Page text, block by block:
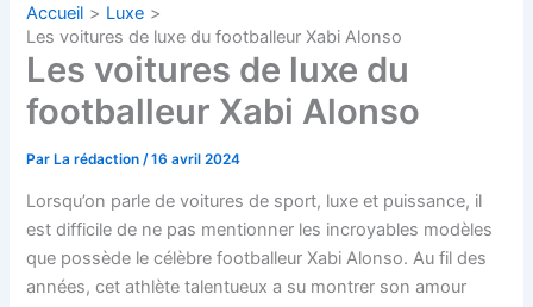
Accueil
Luxe
Les voitures de luxe du footballeur Xabi Alonso
Les voitures de luxe du
footballeur Xabi Alonso
ParLa rédaction /16 avril 2024
Lorsqu’on parle de voitures de sport, luxe et puissance, il
est difficile de ne pas mentionner les incroyables modèles
que possède le célèbre footballeur Xabi Alonso. Au fil des
années, cet athlète talentueux a su montrer son amour